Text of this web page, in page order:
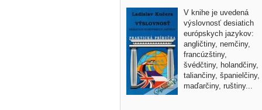
V knihe je uvedená
výslovnosť desiatich
európskych jazykov:
angličtiny, nemčiny,
francúzštiny,
švédčtiny, holandčiny,
taliančiny, španielčiny,
maďarčiny, ruštiny...